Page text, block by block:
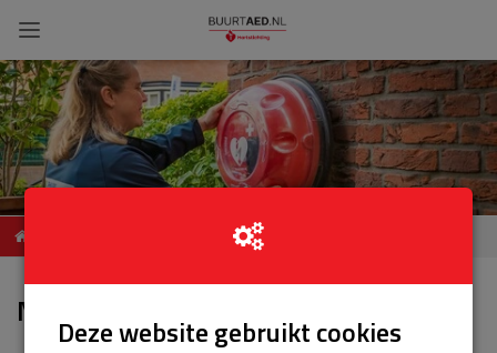
NieuwsDeze website gebruikt cookies